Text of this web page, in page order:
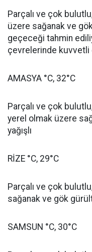
Parçalı ve çok
üzere sağanak ve
geçeceği tahmin
çevrelerinde kuvvetli
AMASYA °C, 32°C
Parçalı ve çok
yerel olmak üzere
yağışlı
RİZE °C, 29°C
Parçalı ve çok
sağanak ve gök
SAMSUN °C, 30°C